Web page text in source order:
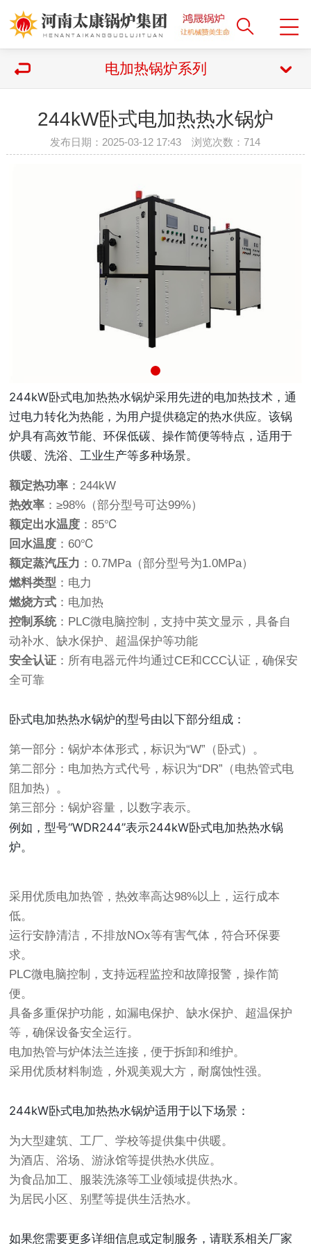
电加热锅炉系列
244kW卧式电加热热水锅炉
发布日期：2025-03-12 17:43 浏览次数：714
244kW卧式电加热热水锅炉采用先进的电加热技术，通
过电力转化为热能，为用户提供稳定的热水供应。该锅
炉具有高效节能、环保低碳、操作简便等特点，适用于
供暖、洗浴、工业生产等多种场景。
额定热功率 ：244kW
热效率 ：≥98%（部分型号可达99%）
额定出水温度 ：85℃
回水温度 ：60℃
额定蒸汽压力 ：0.7MPa（部分型号为1.0MPa）
燃料类型 ：电力
燃烧方式 ：电加热
控制系统：PLC微电脑控制，支持中英文显示，具备自
动补水、缺水保护、超温保护等功能
安全认证 ：所有电器元件均通过CE和CCC认证，确保安
全可靠
卧式电加热热水锅炉的型号由以下部分组成：
第一部分：锅炉本体形式，标识为“W”（卧式）。
第二部分：电加热方式代号，标识为“DR”（电热管式电
阻加热）。
第三部分：锅炉容量，以数字表示。
例如，型号“WDR244”表示244kW卧式电加热热水锅
炉。
采用优质电加热管，热效率高达98%以上，运行成本
低。
运行安静清洁，不排放NOx等有害气体，符合环保要
求。
PLC微电脑控制，支持远程监控和故障报警，操作简
便。
具备多重保护功能，如漏电保护、缺水保护、超温保护
等，确保设备安全运行。
电加热管与炉体法兰连接，便于拆卸和维护。
采用优质材料制造，外观美观大方，耐腐蚀性强。
244kW卧式电加热热水锅炉适用于以下场景：
为大型建筑、工厂、学校等提供集中供暖。
为酒店、浴场、游泳馆等提供热水供应。
为食品加工、服装洗涤等工业领域提供热水。
为居民小区、别墅等提供生活热水。
如果您需要更多详细信息或定制服务，请联系相关厂家